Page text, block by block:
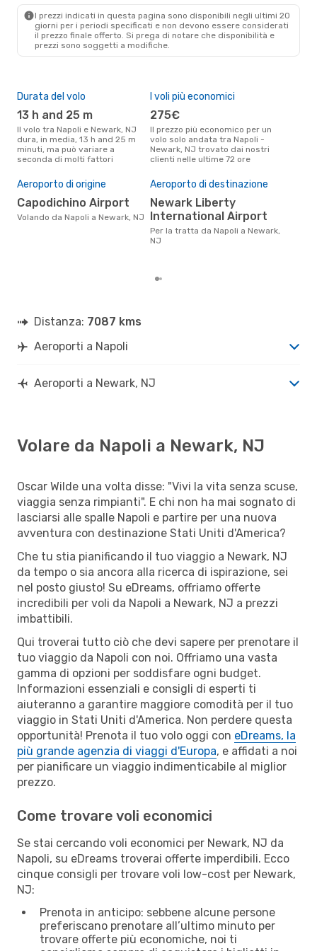
Scandinavian Airlines 2 Scali
NAP- EWR
Scandinavian Airlines
1 Scalo
EWR- NAP
I prezzi indicati in questa pagina sono disponibili negli ultimi 20
giorni per i periodi specificati e non devono essere considerati
il ​​prezzo finale offerto. Si prega di notare che disponibilità e
prezzi sono soggetti a modifiche.
Durata del volo
13 h and 25 m
Il volo tra Napoli e Newark, NJ
dura, in media, 13 h and 25 m
minuti, ma può variare a
seconda di molti fattori
I voli più economici
275€
Il prezzo più economico per un
volo solo andata tra Napoli -
Newark, NJ trovato dai nostri
clienti nelle ultime 72 ore
Aeroporto di origine
Capodichino Airport
Volando da Napoli a Newark, NJ
Aeroporto di destinazione
Newark Liberty
International Airport
Per la tratta da Napoli a Newark,
NJ
Distanza: 7087 kms
Aeroporti a Napoli
Aeroporti a Newark, NJ
Volare da Napoli a Newark, NJ
Oscar Wilde una volta disse: "Vivi la vita senza scuse,
viaggia senza rimpianti". E chi non ha mai sognato di
lasciarsi alle spalle Napoli e partire per una nuova
avventura con destinazione Stati Uniti d'America?
Che tu stia pianificando il tuo viaggio a Newark, NJ
da tempo o sia ancora alla ricerca di ispirazione, sei
nel posto giusto! Su eDreams, offriamo offerte
incredibili per voli da Napoli a Newark, NJ a prezzi
imbattibili.
Qui troverai tutto ciò che devi sapere per prenotare il
tuo viaggio da Napoli con noi. Offriamo una vasta
gamma di opzioni per soddisfare ogni budget.
Informazioni essenziali e consigli di esperti ti
aiuteranno a garantire maggiore comodità per il tuo
viaggio in Stati Uniti d'America. Non perdere questa
opportunità! Prenota il tuo volo oggi con eDreams, la
più grande agenzia di viaggi d'Europa, e affidati a noi
per pianificare un viaggio indimenticabile al miglior
prezzo.
Come trovare voli economici
Se stai cercando voli economici per Newark, NJ da
Napoli, su eDreams troverai offerte imperdibili. Ecco
cinque consigli per trovare voli low-cost per Newark,
NJ:
Prenota in anticipo: sebbene alcune persone
preferiscano prenotare all’ultimo minuto per
trovare offerte più economiche, noi ti